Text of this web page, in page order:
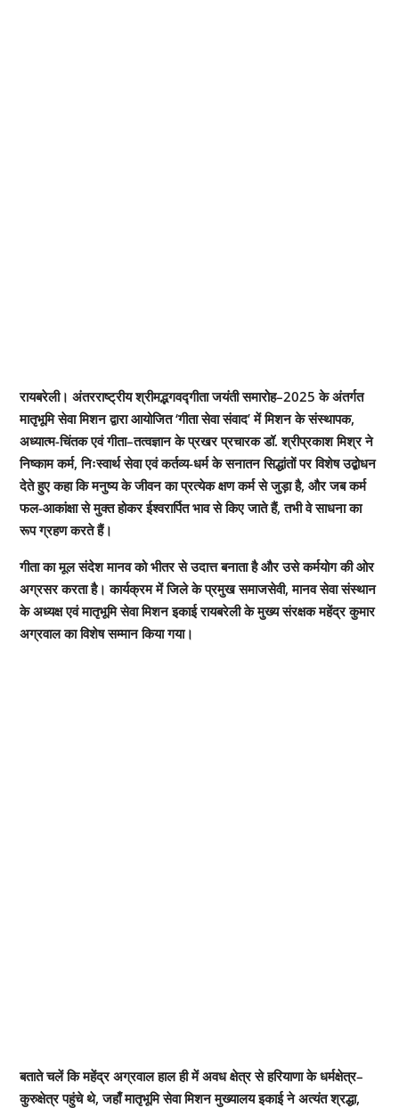
रायबरेली। अंतरराष्ट्रीय श्रीमद्भगवद्गीता जयंती समारोह–2025 के अंतर्गत
मातृभूमि सेवा मिशन द्वारा आयोजित ‘गीता सेवा संवाद’ में मिशन के संस्थापक,
अध्यात्म-चिंतक एवं गीता–तत्वज्ञान के प्रखर प्रचारक डॉ. श्रीप्रकाश मिश्र ने
निष्काम कर्म, निःस्वार्थ सेवा एवं कर्तव्य-धर्म के सनातन सिद्धांतों पर विशेष उद्बोधन
देते हुए कहा कि मनुष्य के जीवन का प्रत्येक क्षण कर्म से जुड़ा है, और जब कर्म
फल-आकांक्षा से मुक्त होकर ईश्वरार्पित भाव से किए जाते हैं, तभी वे साधना का
रूप ग्रहण करते हैं।
गीता का मूल संदेश मानव को भीतर से उदात्त बनाता है और उसे कर्मयोग की ओर
अग्रसर करता है। कार्यक्रम में जिले के प्रमुख समाजसेवी, मानव सेवा संस्थान
के अध्यक्ष एवं मातृभूमि सेवा मिशन इकाई रायबरेली के मुख्य संरक्षक महेंद्र कुमार
अग्रवाल का विशेष सम्मान किया गया।
बताते चलें कि महेंद्र अग्रवाल हाल ही में अवध क्षेत्र से हरियाणा के धर्मक्षेत्र–
कुरुक्षेत्र पहुंचे थे, जहाँ मातृभूमि सेवा मिशन मुख्यालय इकाई ने अत्यंत श्रद्धा,